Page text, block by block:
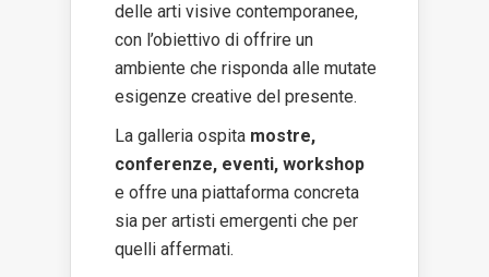
delle arti visive contemporanee,
con l’obiettivo di offrire un
ambiente che risponda alle mutate
esigenze creative del presente.
La galleria ospita mostre,
conferenze, eventi, workshop
e offre una piattaforma concreta
sia per artisti emergenti che per
quelli affermati.